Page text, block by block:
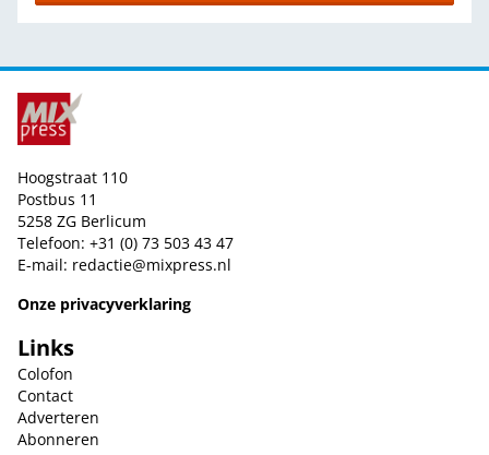
Hoogstraat 110
Postbus 11
5258 ZG Berlicum
Telefoon: +31 (0) 73 503 43 47
E-mail: redactie@mixpress.nl
Onze privacyverklaring
Links
Colofon
Contact
Adverteren
Abonneren